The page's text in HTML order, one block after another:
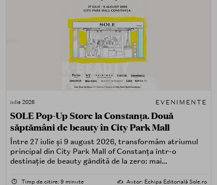
iulie 2026 EVENIMENTE
SOLE Pop-Up Store la Constanța. Două
săptămâni de beauty în City Park Mall
Între 27 iulie și 9 august 2026, transformăm atriumul
principal din City Park Mall of Constanța într-o
destinație de beauty gândită de la zero: mai
care îți place, de fapt, să descoperi produse — testând,
⏱️ Timp de citire: 9 minute ✍️ Autor: Echipa Editorială Sole.ro